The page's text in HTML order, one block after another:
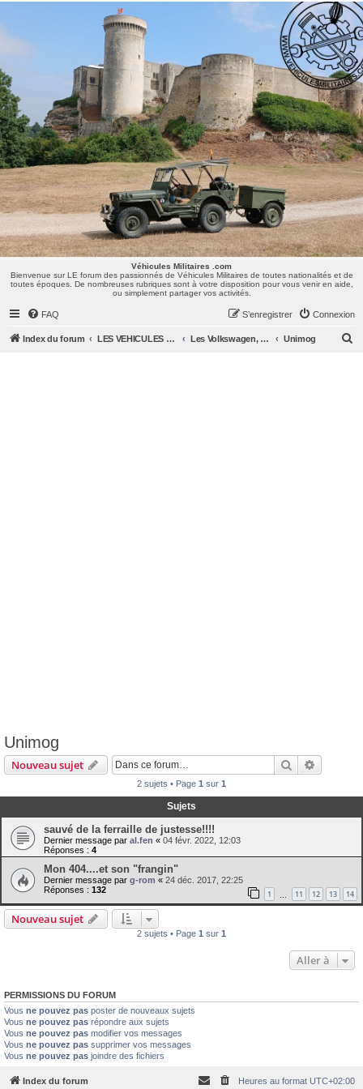
Véhicules Militaires .com
Bienvenue sur LE forum des passionnés de Véhicules Militaires de toutes nationalités et de
toutes époques. De nombreuses rubriques sont à votre disposition pour vous venir en aide,
ou simplement partager vos activités.
Véhicules Militaires .com
Bienvenue sur LE forum des passionnés de Véhicules Militaires de toutes nationalités et de
toutes époques. De nombreuses rubriques sont à votre disposition pour vous venir en aide,
ou simplement partager vos activités.
FAQ Connexion
S’enregistrer
Index du forum LES VEHICULES MILITAIRES Les Volkswagen, Mercedes, Opel, Zis, Lancia, GAZ,... Unimog
Unimog
Nouveau sujet Rechercher
2 sujets • Page 1 sur 1
Sujets
sauvé de la ferraille de justesse!!!!
Dernier message par al.fen « 04 févr. 2022, 12:03
Réponses : 4
Mon 404....et son "frangin"
Dernier message par g-rom « 24 déc. 2017, 22:25
Réponses : 132 1 11 12 13 14
Nouveau sujet
2 sujets • Page 1 sur 1
Aller à
PERMISSIONS DU FORUM
Vous ne pouvez pas poster de nouveaux sujets
Vous ne pouvez pas répondre aux sujets
Vous ne pouvez pas modifier vos messages
Vous ne pouvez pas supprimer vos messages
Vous ne pouvez pas joindre des fichiers
Index du forum Heures au format UTC+02:00